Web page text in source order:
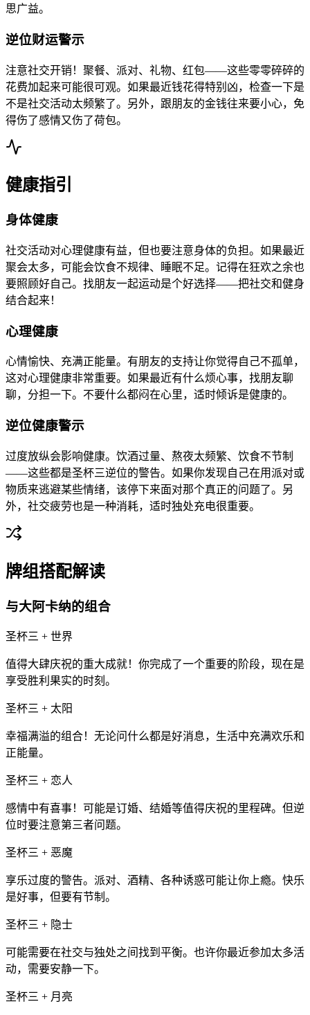
思广益。
逆位财运警示
注意社交开销！聚餐、派对、礼物、红包——这些零零碎碎的
花费加起来可能很可观。如果最近钱花得特别凶，检查一下是
不是社交活动太频繁了。另外，跟朋友的金钱往来要小心，免
得伤了感情又伤了荷包。
健康指引
身体健康
社交活动对心理健康有益，但也要注意身体的负担。如果最近
聚会太多，可能会饮食不规律、睡眠不足。记得在狂欢之余也
要照顾好自己。找朋友一起运动是个好选择——把社交和健身
结合起来！
心理健康
心情愉快、充满正能量。有朋友的支持让你觉得自己不孤单，
这对心理健康非常重要。如果最近有什么烦心事，找朋友聊
聊，分担一下。不要什么都闷在心里，适时倾诉是健康的。
逆位健康警示
过度放纵会影响健康。饮酒过量、熬夜太频繁、饮食不节制
——这些都是圣杯三逆位的警告。如果你发现自己在用派对或
物质来逃避某些情绪，该停下来面对那个真正的问题了。另
外，社交疲劳也是一种消耗，适时独处充电很重要。
牌组搭配解读
与大阿卡纳的组合
圣杯三 + 世界
值得大肆庆祝的重大成就！你完成了一个重要的阶段，现在是
享受胜利果实的时刻。
圣杯三 + 太阳
幸福满溢的组合！无论问什么都是好消息，生活中充满欢乐和
正能量。
圣杯三 + 恋人
感情中有喜事！可能是订婚、结婚等值得庆祝的里程碑。但逆
位时要注意第三者问题。
圣杯三 + 恶魔
享乐过度的警告。派对、酒精、各种诱惑可能让你上瘾。快乐
是好事，但要有节制。
圣杯三 + 隐士
可能需要在社交与独处之间找到平衡。也许你最近参加太多活
动，需要安静一下。
圣杯三 + 月亮